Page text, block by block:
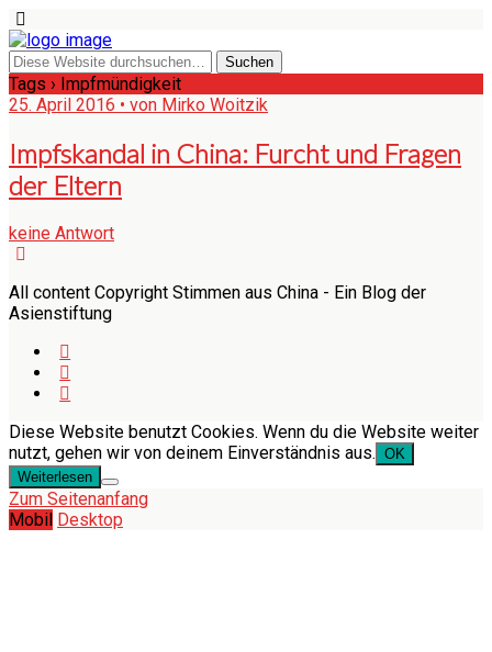
Tags › Impfmündigkeit
25. April 2016 • von Mirko Woitzik
Impfskandal in China: Furcht und Fragen
der Eltern
keine Antwort
All content Copyright Stimmen aus China - Ein Blog der
Asienstiftung
Diese Website benutzt Cookies. Wenn du die Website weiter
nutzt, gehen wir von deinem Einverständnis aus. OK
Weiterlesen
Zum Seitenanfang
Mobil Desktop